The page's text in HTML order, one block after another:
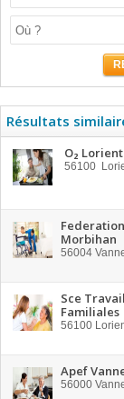
Résultats
O₂ Lorient
56100
Morbihan
56004
Sce
Familiales
56100
Apef
56000